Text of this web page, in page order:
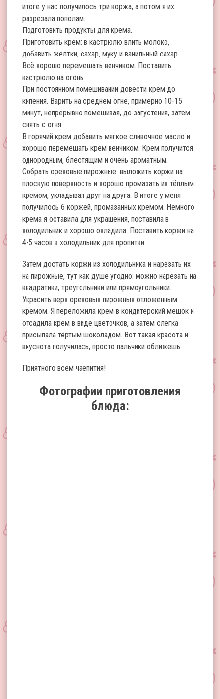
итоге у нас получилось три коржа, а потом я их
разрезала пополам.
Подготовить продукты для крема.
Приготовить крем: в кастрюлю влить молоко,
добавить желтки, сахар, муку и ванильный сахар.
Всё хорошо перемешать венчиком. Поставить
кастрюлю на огонь.
При постоянном помешивании довести крем до
кипения. Варить на среднем огне, примерно 10-15
минут, непрерывно помешивая, до загустения, затем
снять с огня.
В горячий крем добавить мягкое сливочное масло и
хорошо перемешать крем венчиком. Крем получится
однородным, блестящим и очень ароматным.
Собрать ореховые пирожные: выложить коржи на
плоскую поверхность и хорошо промазать их тёплым
кремом, укладывая друг на друга. В итоге у меня
получилось 6 коржей, промазанных кремом. Немного
крема я оставила для украшения, поставила в
холодильник и хорошо охладила. Поставить коржи на
4-5 часов в холодильник для пропитки.
Затем достать коржи из холодильника и нарезать их
на пирожные, тут как душе угодно: можно нарезать на
квадратики, треугольники или прямоугольники.
Украсить верх ореховых пирожных отложенным
кремом. Я переложила крем в кондитерский мешок и
отсадила крем в виде цветочков, а затем слегка
присыпала тёртым шоколадом. Вот такая красота и
вкуснота получилась, просто пальчики оближешь.
Приятного всем чаепития!
Фотографии приготовления
блюда: